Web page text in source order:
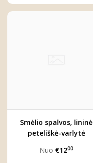
Smėlio spalvos, lininė
peteliškė-varlytė
Nuo €1200